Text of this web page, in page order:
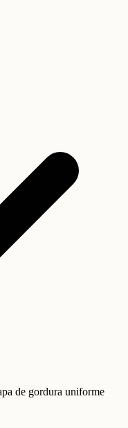
de gordura uniforme